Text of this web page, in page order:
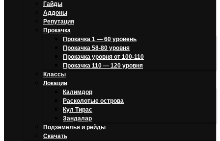
Гайды
Аддоны
Репутация
Прокачка
Прокачка 1 — 60 уровень
Прокачка 58-80 уровня
Прокачка уровня от 100-110
Прокачка 110 — 120 уровня
Классы
Локации
Калимдор
Расколотые острова
Кул Тирас
Зандалар
Подземелья и рейды
Скачать